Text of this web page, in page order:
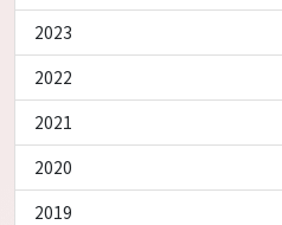
2023
2022
2021
2020
2019